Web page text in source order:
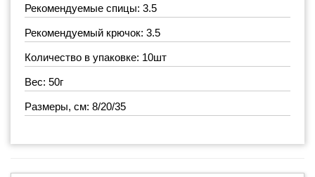
Рекомендуемые спицы: 3.5
Рекомендуемый крючок: 3.5
Количество в упаковке: 10шт
Вес: 50г
Размеры, см: 8/20/35